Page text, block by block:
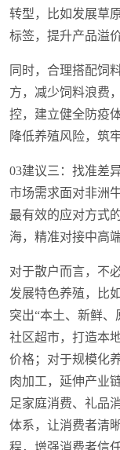
转型，比如发展草
标签，提升产品溢
同时，合理搭配饲
方，减少饲料浪费
控，建立健全防疫
降低养殖风险，筑
03建议三：找准差
市场需求面对非洲
最有效的应对方式
海，精准对接中高
对于散户而言，不
发展特色养殖，比
突出“本土、新鲜、
社区超市，打造本
价格；对于规模化
肉加工，延伸产业
足家庭消费、礼品
体系，让消费者清